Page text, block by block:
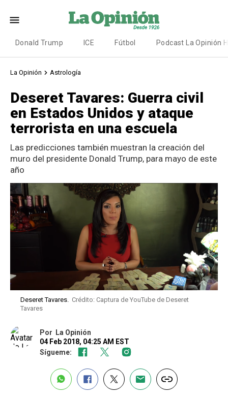
Donald Trump ICE Fútbol Podcast La Opinión
La Opinión Astrología
Deseret Tavares: Guerra civil
en Estados Unidos y ataque
terrorista en una escuela
Las predicciones también muestran la creación del
muro del presidente Donald Trump, para mayo de este
año
Deseret Tavares. Crédito: Captura de YouTube de Deseret
Tavares
Por
La Opinión
04 Feb 2018, 04:25 AM EST
Sígueme: